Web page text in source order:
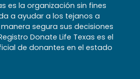
es la organización sin fines
a ayudar a los tejanos a
segura sus decisiones
Donate Life Texas es el
de donantes en el estado